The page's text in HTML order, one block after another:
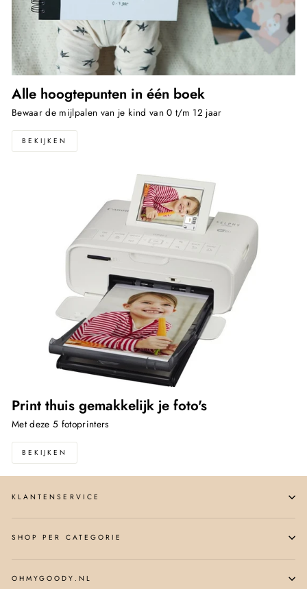
Alle hoogtepunten in één boek
Bewaar de mijlpalen van je kind van 0 t/m 12 jaar
BEKIJKEN
Print thuis gemakkelijk je foto's
Met deze 5 fotoprinters
BEKIJKEN
KLANTENSERVICE
SHOP PER CATEGORIE
OHMYGOODY.NL